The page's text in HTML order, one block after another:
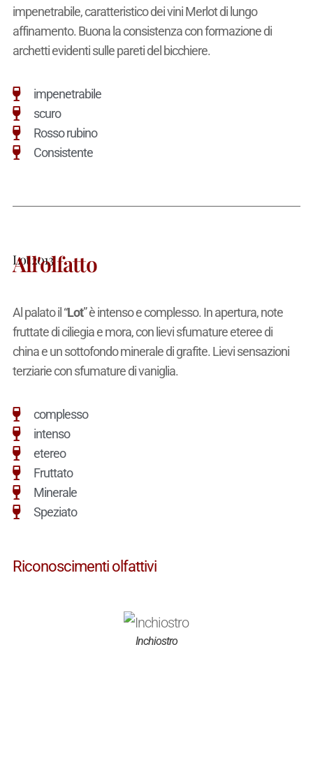
impenetrabile, caratteristico dei vini Merlot di lungo
affinamento. Buona la consistenza con formazione di
archetti evidenti sulle pareti del bicchiere.
impenetrabile
scuro
Rosso rubino
Consistente
Lot 2013
All'olfatto
Al palato il “Lot” è intenso e complesso. In apertura, note
fruttate di ciliegia e mora, con lievi sfumature eteree di
china e un sottofondo minerale di grafite. Lievi sensazioni
terziarie con sfumature di vaniglia.
complesso
intenso
etereo
Fruttato
Minerale
Speziato
Riconoscimenti olfattivi
Inchiostro